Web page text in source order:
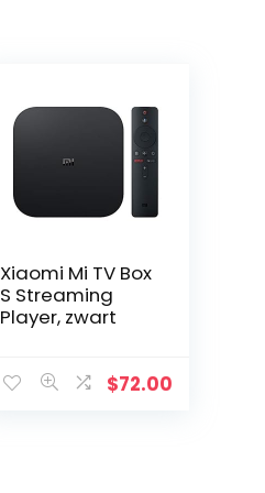
Xiaomi Mi TV Box
S Streaming
Player, zwart
$72.00